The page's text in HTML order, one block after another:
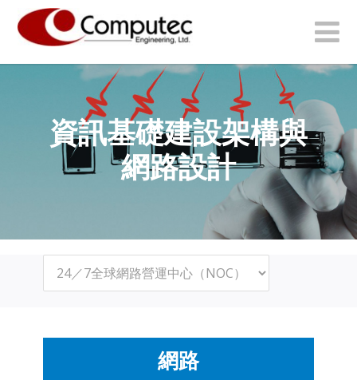
資訊基礎建設架構與
網路設計
網路